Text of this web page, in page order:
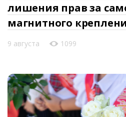
лишения прав за
магнитного
9 августа 1099